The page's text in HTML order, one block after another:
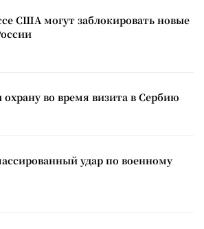
США могут заблокировать новые
во время визита в Сербию
удар по военному